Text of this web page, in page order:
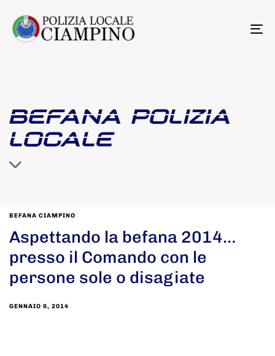
BEFANA POLIZIA
LOCALE
BEFANA CIAMPINO
Aspettando la befana 2014…
presso il Comando con le
persone sole o disagiate
GENNAIO 6, 2014